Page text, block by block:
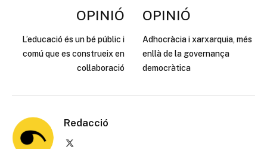
OPINIÓ
L’educació és un bé públic i
comú que es construeix en
col·laboració
OPINIÓ
Adhocràcia i xarxarquia, més
enllà de la governança
democràtica
Redacció